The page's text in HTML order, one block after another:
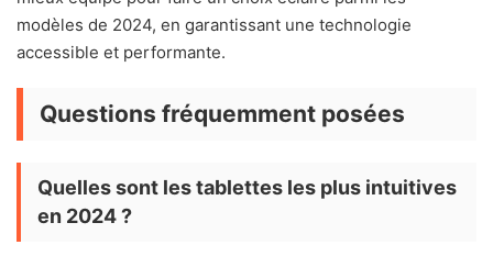
modèles de 2024, en garantissant une technologie
accessible et performante.
Questions fréquemment posées
Quelles sont les tablettes les plus intuitives
en 2024 ?